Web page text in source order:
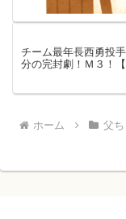
チーム最年長西勇投
分の完封劇！Ｍ３！【
ホーム 父ち